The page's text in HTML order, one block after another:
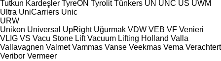
Tutkun Kardeşler TyreON Tyrolit Tünkers UN UNC US UWM
Ultra UniCarriers Unic
URW
Unikon Universal UpRight Uğurmak VDW VEB VF Venieri
VLIG VS Vacu Stone Lift Vacuum Lifting Holland Valla
Vallavagnen Valmet Vammas Vanse Veekmas Vema Verachtert
Veribor Vermeer